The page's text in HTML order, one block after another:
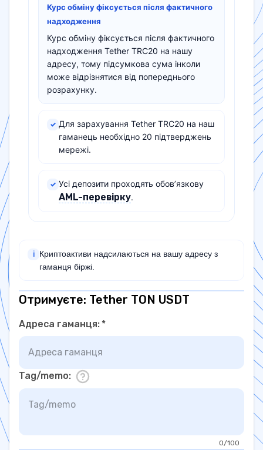
Курс обміну фіксується після фактичного
надходження
Курс обміну фіксується після фактичного
надходження Tether TRC20 на нашу
адресу, тому підсумкова сума інколи
може відрізнятися від попереднього
розрахунку.
✓ Для зарахування Tether TRC20 на наш
гаманець необхідно 20 підтверджень
мережі.
✓ Усі депозити проходять обов’язкову
AML-перевірку.
ℹ
Криптоактиви надсилаються на вашу адресу з
гаманця біржі.
Отримуєте: Tether TON USDT
Адреса гаманця:*
Tag/memo:
0/100